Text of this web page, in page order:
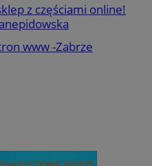
z częściami online!
www -Zabrze